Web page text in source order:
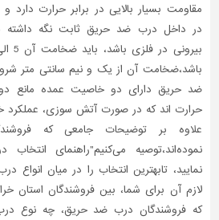
مقاومت بسیار بالایی در برابر حرارت
در داخل درب ضد حریق ثابت نگه
باشد،ضخامت آن از یک و نیم سانتی متر
ضد حریق دارای دو خاصیت عمده مانع
حرارت اند که در صورت آتش سوزی، عملکرد
علاوه بر توضیحات جامعی که
نموده‌اند،توصیه می‌کنیم"راهنمای
نمایید، تابهترین انتخاب را در میان انواع
لازم آن برای شما، بین فروشندگان استان
که فروشندگان درب ضد حریق، چه نوع